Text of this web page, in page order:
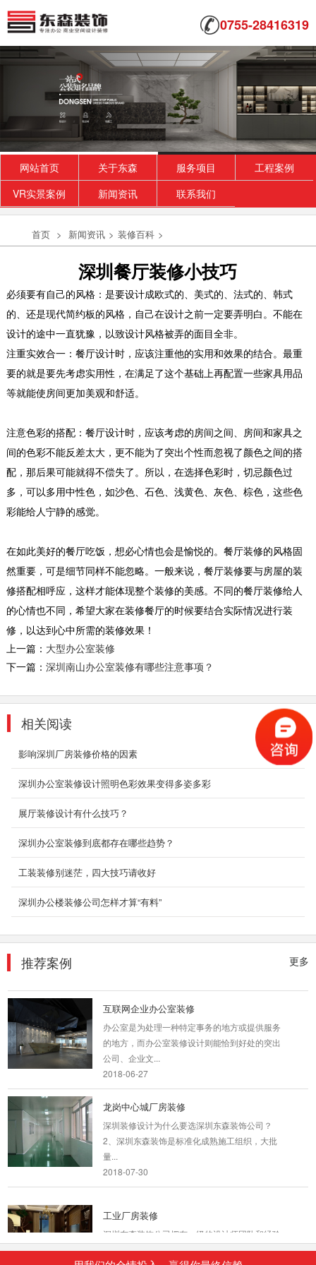
0755-28416319
网站首页 关于东森 服务项目
工程案例
VR实景案例
新闻资讯 联系我们
首页 > 新闻资讯 > 装修百科 >
深圳餐厅装修小技巧
必须要有自己的风格： 是要设计成欧式的、美式的、法式的、韩式
的、还是现代简约板的风格，自己在设计之前一定要弄明白。不能在
设计的途中一直犹豫，以致设计风格被弄的面目全非。
注重实效合一： 餐厅设计时，应该注重他的实用和效果的结合。最重
要的就是要先考虑实用性，在满足了这个基础上再配置一些家具用品
等就能使房间更加美观和舒适。
注意色彩的搭配： 餐厅设计时，应该考虑的房间之间、房间和家具之
间的色彩不能反差太大，更不能为了突出个性而忽视了颜色之间的搭
配，那后果可能就得不偿失了。所以，在选择色彩时，切忌颜色过
多，可以多用中性色，如沙色、石色、浅黄色、灰色、棕色，这些色
彩能给人宁静的感觉。
在如此美好的餐厅吃饭，想必心情也会是愉悦的。餐厅装修的风格固
然重要，可是细节同样不能忽略。一般来说，餐厅装修要与房屋的装
修搭配相呼应，这样才能体现整个装修的美感。不同的餐厅装修给人
的心情也不同，希望大家在装修餐厅的时候要结合实际情况进行装
修，以达到心中所需的装修效果！
上一篇： 大型办公室装修
下一篇： 深圳南山办公室装修有哪些注意事项？
相关阅读
影响深圳厂房装修价格的因素
深圳办公室装修设计照明色彩效果变得多姿多彩
展厅装修设计有什么技巧？
深圳办公室装修到底都存在哪些趋势？
工装装修别迷茫，四大技巧请收好
深圳办公楼装修公司怎样才算“有料”
更多
推荐案例
工业厂房装修
深圳东森装饰公司拥有一级的设计师团队和经验
深圳店铺装...
2018-07-30
深圳装修设计为什么要选深圳东森装饰公司？
量采...
2018-07-30
震旦大楼 工业风美式简装
工业风与美工风相撞，简介又不失厚度，严谨与
2019-11-04
以简洁著称于世。反映在家装方面，完全不用纹
样和图案装饰，只用线条和色块来区分点缀。北
欧地区，...
园区厂房会客厅装修
其行业性质决定了它在办公室装修方面注定要与
光怪陆离的设计和色彩纷呈的搭配说再见。设计
师选择...
2018-08-29
街道办公室工程装修案例
2、深圳东森装饰是标准化成熟施工组织，大批
互联网企业办公室装修
办公室是为处理一种特定事务的地方或提供服务
的地方，而办公室装修设计则能恰到好处的突出
公司、企业文...
2018-06-27
龙岗中心城厂房装修
深圳装修设计为什么要选深圳东森装饰公司？
2、深圳东森装饰是标准化成熟施工组织，大批
量...
2018-07-30
工业厂房装修
深圳东森装饰公司拥有一级的设计师团队和经验
丰富的施工队伍。我们的设计师团队有着多年的
深圳店铺装...